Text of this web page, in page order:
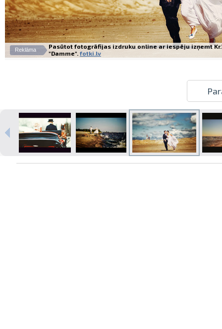
Reklāma
Pasūtot fotogrāfijas izdruku online ar iespēju izņemt
"Damme". fotki.lv